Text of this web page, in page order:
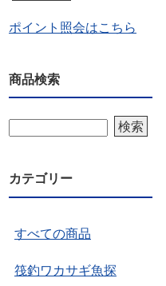
ポイント照会はこちら
商品検索
検索
カテゴリー
すべての商品
筏釣ワカサギ魚探